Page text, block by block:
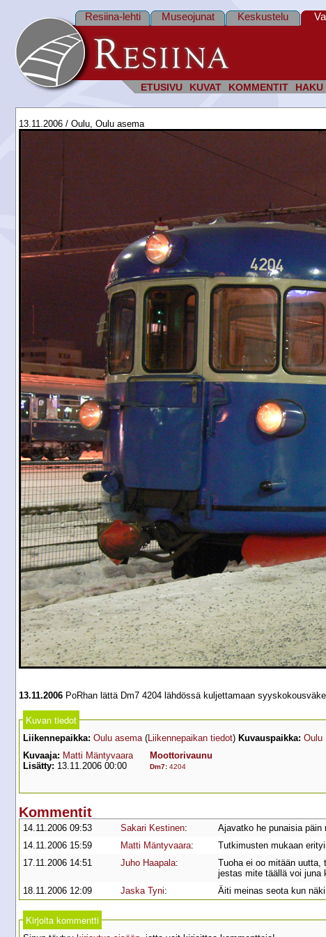
ETUSIVU KUVAT KOMMENTIT HAKU
Resiina-lehti Museojunat Keskustelu
13.11.2006 / Oulu, Oulu asema
13.11.2006 PoRhan lättä Dm7 4204 lähdössä kuljettamaan
Kuvan tiedot
Liikennepaikka: Oulu asema(Liikennepaikan tiedot) Kuvauspaikka: Oulu
Kuvaaja: Matti Mäntyvaara
Lisätty: 13.11.2006 00:00
Moottorivaunu
Dm7: 4204
Kommentit
14.11.2006 09:53 Sakari Kestinen:
Ajavatko he punaisia
14.11.2006 15:59
Matti Mäntyvaara:
Tutkimusten mukaan
17.11.2006 14:51
Juho Haapala:
Tuoha ei oo mitään
jestas mite täällä voi juna
18.11.2006 12:09
Jaska Tyni: Äiti meinas seota kun
Kirjoita kommentti